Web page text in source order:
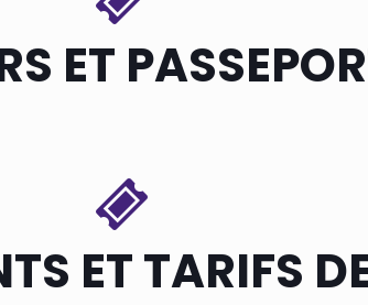
ET
ET TARIFS